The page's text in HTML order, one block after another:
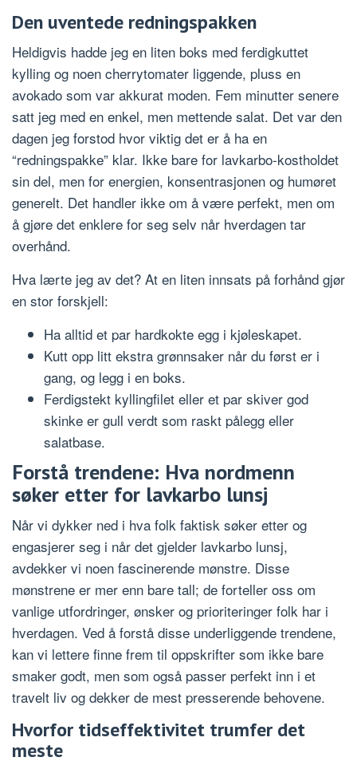
Den uventede redningspakken
Heldigvis hadde jeg en liten boks med ferdigkuttet
kylling og noen cherrytomater liggende, pluss en
avokado som var akkurat moden. Fem minutter senere
satt jeg med en enkel, men mettende salat. Det var den
dagen jeg forstod hvor viktig det er å ha en
“redningspakke” klar. Ikke bare for lavkarbo-kostholdet
sin del, men for energien, konsentrasjonen og humøret
generelt. Det handler ikke om å være perfekt, men om
å gjøre det enklere for seg selv når hverdagen tar
overhånd.
Hva lærte jeg av det? At en liten innsats på forhånd gjør
en stor forskjell:
Ha alltid et par hardkokte egg i kjøleskapet.
Kutt opp litt ekstra grønnsaker når du først er i
gang, og legg i en boks.
Ferdigstekt kyllingfilet eller et par skiver god
skinke er gull verdt som raskt pålegg eller
salatbase.
Forstå trendene: Hva nordmenn
søker etter for lavkarbo lunsj
Når vi dykker ned i hva folk faktisk søker etter og
engasjerer seg i når det gjelder lavkarbo lunsj,
avdekker vi noen fascinerende mønstre. Disse
mønstrene er mer enn bare tall; de forteller oss om
vanlige utfordringer, ønsker og prioriteringer folk har i
hverdagen. Ved å forstå disse underliggende trendene,
kan vi lettere finne frem til oppskrifter som ikke bare
smaker godt, men som også passer perfekt inn i et
travelt liv og dekker de mest presserende behovene.
Hvorfor tidseffektivitet trumfer det
meste